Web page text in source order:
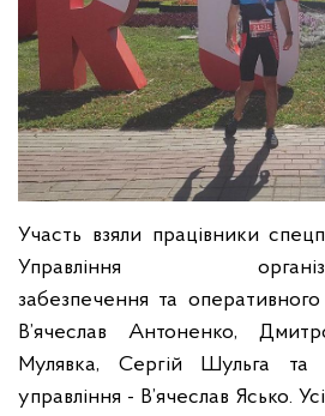
Участь взяли працівники
Управління
забезпечення та
В’ячеслав Антоненко,
Мулявка, Сергій Шульга та
управління - В’ячеслав Ясько.